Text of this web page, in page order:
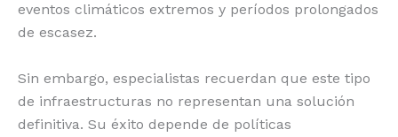
eventos climáticos extremos y períodos prolongados
de escasez.
Sin embargo, especialistas recuerdan que este tipo
de infraestructuras no representan una solución
definitiva. Su éxito depende de políticas